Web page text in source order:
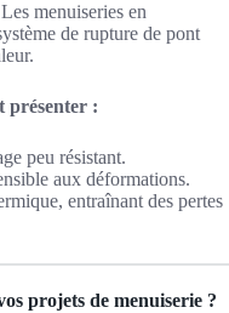
menuiseries en
de rupture de pont
présenter :
peu résistant.
aux déformations.
entraînant des pertes
projets de menuiserie ?